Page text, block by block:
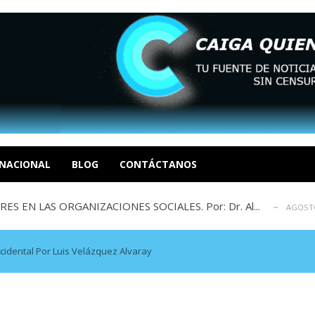
BLOG CONTÁCTANOS
costo del colapso eléctrico en... AGOSTO 7, 2026
Por Dayana Cristina Duzoglou L. AGOSTO 6, 2026
apagones y promesas incumplidas...
EN LAS ORGANIZACIONES SOCIALES. Por: Dr. Al...
en la política: distinc... AGOSTO 7, 2026
costo del colapso eléctrico en... AGOSTO 7, 2026
Por Dayana Cristina Duzoglou L.
apagones y promesas incumplidas... AGOSTO 6, 2026
Por Luis Velázquez Alvaray